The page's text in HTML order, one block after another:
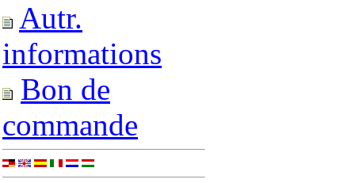
Autr.
informations
Bon de
commande